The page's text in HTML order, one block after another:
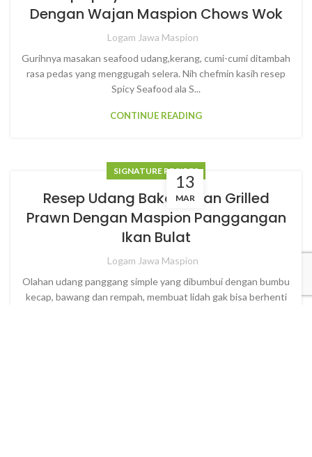
Dengan Wajan Maspion Chows Wok
Logam Jawa Maspion
Gurihnya masakan seafood udang,kerang, cumi-cumi ditambah
rasa pedas yang menggugah selera. Nih chefmin kasih resep
Spicy Seafood ala S...
CONTINUE READING
13
MAR
SIGNATURE RECIPES
Resep Udang Bakar Asian Grilled
Prawn Dengan Maspion Panggangan
Ikan Bulat
Logam Jawa Maspion
Olahan udang panggang simple yang dibumbui dengan bumbu
kecap, bawang dan rempah, membuat lidah gak bisa berhenti